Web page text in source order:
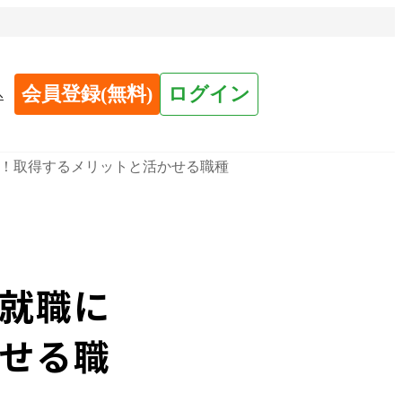
会員登録(無料) ログイン
取得するメリットと活かせる職種
職に
る職